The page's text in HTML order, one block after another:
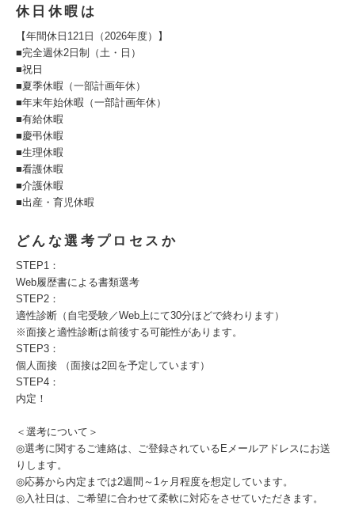
休日休暇は
【年間休日121日（2026年度）】
■完全週休2日制（土・日）
■祝日
■夏季休暇（一部計画年休）
■年末年始休暇（一部計画年休）
■有給休暇
■慶弔休暇
■生理休暇
■看護休暇
■介護休暇
■出産・育児休暇
どんな選考プロセスか
STEP1：
Web履歴書による書類選考
STEP2：
適性診断（自宅受験／Web上にて30分ほどで終わります）
※面接と適性診断は前後する可能性があります。
STEP3：
個人面接 （面接は2回を予定しています）
STEP4：
内定！
＜選考について＞
◎選考に関するご連絡は、ご登録されているEメールアドレスにお送
りします。
◎応募から内定までは2週間～1ヶ月程度を想定しています。
◎入社日は、ご希望に合わせて柔軟に対応をさせていただきます。